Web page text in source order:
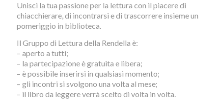
Unisci la tua passione per la lettura con il piacere di
chiacchierare, di incontrarsi e di trascorrere insieme un
pomeriggio in biblioteca.
Il Gruppo di Lettura della Rendella è:
– aperto a tutti;
– la partecipazione è gratuita e libera;
– è possibile inserirsi in qualsiasi momento;
– gli incontri si svolgono una volta al mese;
– il libro da leggere verrà scelto di volta in volta.